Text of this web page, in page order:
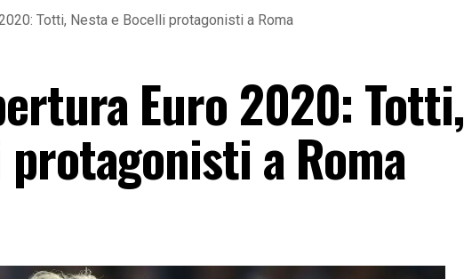
Totti, Nesta e Bocelli protagonisti a Roma
Euro 2020: Totti,
a Roma